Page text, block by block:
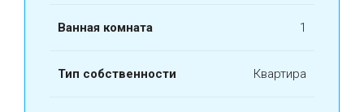
Ванная комната 1
Тип собственности Квартира